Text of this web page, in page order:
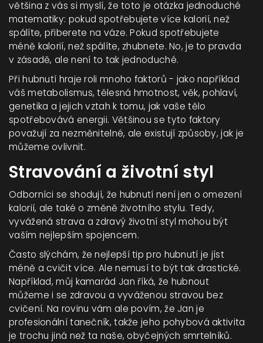
většina z vás si myslí, že toto je otázka jednoduché
matematiky: pokud spotřebujete více kalorií, než
spálíte, přiberete na váze. Pokud spotřebujete
méně kalorií, než spálíte, zhubnete. No, je to pravda
v zásadě, ale není to tak jednoduché.
Při hubnutí hraje roli mnoho faktorů - jako například
váš metabolismus, tělesná hmotnost, věk, pohlaví,
genetika a jejich vztah k tomu, jak vaše tělo
spotřebovává energii. Většinou se tyto faktory
považují za nezměnitelné, ale existují způsoby, jak je
můžeme ovlivnit.
Stravování a životní styl
Odborníci se shodují, že hubnutí není jen o omezení
kalorií, ale také o změně životního stylu. Tedy,
vyvážená strava a zdravý životní styl mohou být
vaším nejlepším spojencem.
Často slýchám, že nejlepší tip pro hubnutí je jíst
méně a cvičit více. Ale nemusí to být tak drastické.
Například, můj kamarád Jan říká, že hubnout
můžeme i se zdravou a vyváženou stravou bez
cvičení. Na rovinu vám ale povím, že Jan je
profesionální tanečník, takže jeho pohybová aktivita
je trochu jiná než ta naše, obyčejných smrtelníků.